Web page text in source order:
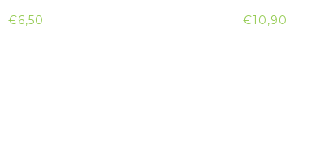
€6,50 €10,90